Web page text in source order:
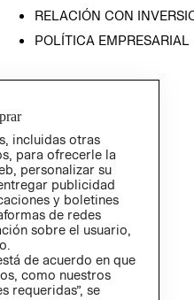
RELACIÓN CON
POLÍTICA EMPRESARIAL
incluidas otras
para ofrecerle la
personalizar su
publicidad
y boletines
de redes
sobre el usuario,
de acuerdo en que
como nuestros
requeridas”, se